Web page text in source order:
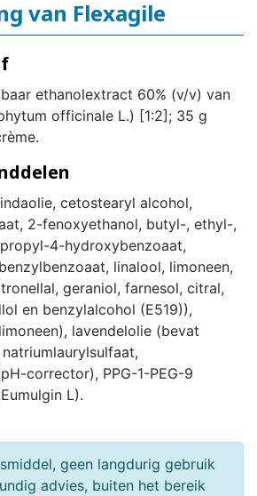
van Flexagile
ethanolextract 60% (v/v) van
officinale L.) [1:2]; 35 g
cetostearyl alcohol,
2-fenoxyethanol, butyl-, ethyl-,
4-hydroxybenzoaat,
linalool, limoneen,
geraniol, farnesol, citral,
en benzylalcohol (E519)),
lavendelolie (bevat
corrector), PPG-1-PEG-9
L).
geen langdurig gebruik
advies, buiten het bereik